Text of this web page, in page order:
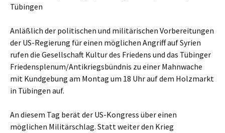
Tübingen
Anläßlich der politischen und militärischen Vorbereitungen
der US-Regierung für einen möglichen Angriff auf Syrien
rufen die Gesellschaft Kultur des Friedens und das Tübinger
Friedensplenum/Antikriegsbündnis zu einer Mahnwache
mit Kundgebung am Montag um 18 Uhr auf dem Holzmarkt
in Tübingen auf.
An diesem Tag berät der US-Kongress über einen
möglichen Militärschlag. Statt weiter den Krieg